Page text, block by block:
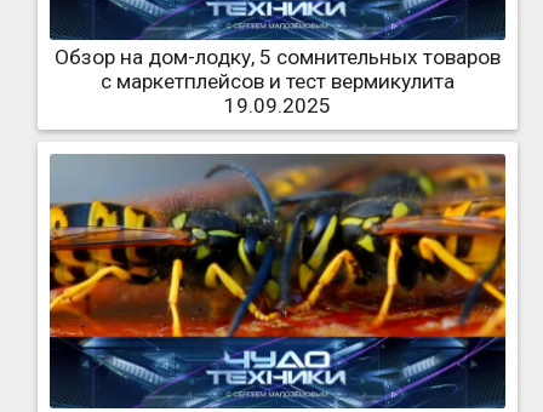
Обзор на дом-лодку, 5 сомнительных товаров
с маркетплейсов и тест вермикулита
19.09.2025